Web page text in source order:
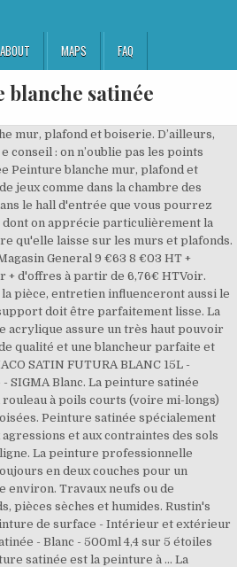
ABOUT MAPS FAQ
satinée
mur, plafond et boiserie. D’ailleurs,
conseil : on n’oublie pas les points
Peinture blanche mur, plafond et
jeux comme dans la chambre des
le hall d'entrée que vous pourrez
on apprécie particulièrement la
qu'elle laisse sur les murs et plafonds.
General 9 €63 8 €03 HT +
+ d'offres à partir de 6,76€ HTVoir.
pièce, entretien influenceront aussi le
doit être parfaitement lisse. La
acrylique assure un très haut pouvoir
qualité et une blancheur parfaite et
SATIN FUTURA BLANC 15L -
Blanc. La peinture satinée
rouleau à poils courts (voire mi-longs)
Peinture satinée spécialement
et aux contraintes des sols
ligne. La peinture professionnelle
en deux couches pour un
environ. Travaux neufs ou de
pièces sèches et humides. Rustin's
de surface - Intérieur et extérieur
- Blanc - 500ml 4,4 sur 5 étoiles
satinée est la peinture à … La